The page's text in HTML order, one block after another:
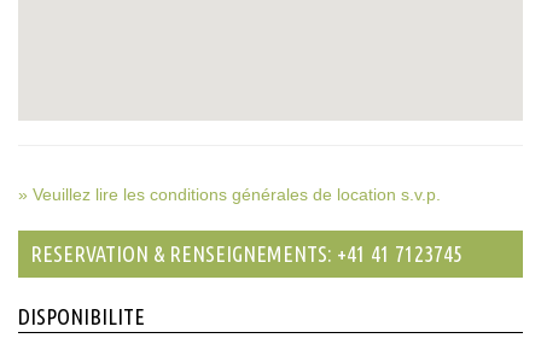
» Veuillez lire les conditions générales de location s.v.p.
RESERVATION & RENSEIGNEMENTS: +41 41 7123745
DISPONIBILITE